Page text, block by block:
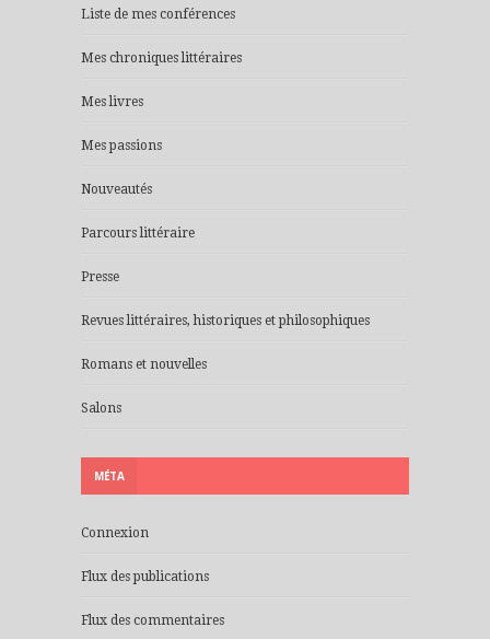
Liste de mes conférences
Mes chroniques littéraires
Mes livres
Mes passions
Nouveautés
Parcours littéraire
Presse
Revues littéraires, historiques et philosophiques
Romans et nouvelles
Salons
MÉTA
Connexion
Flux des publications
Flux des commentaires